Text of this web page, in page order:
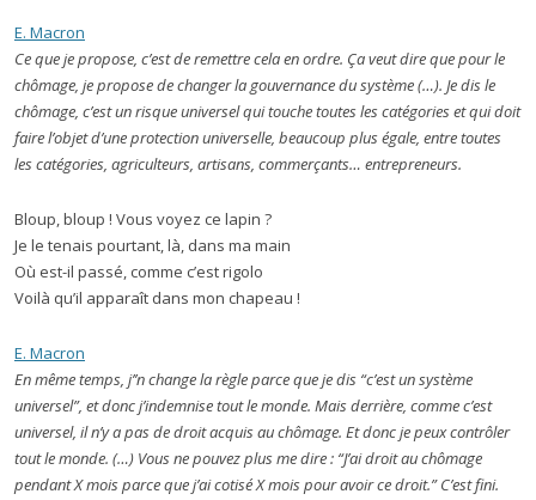
E. Macron
Ce que je propose, c’est de remettre cela en ordre. Ça veut dire que pour le
chômage, je propose de changer la gouvernance du système (…). Je dis le
chômage, c’est un risque universel qui touche toutes les catégories et qui doit
faire l’objet d’une protection universelle, beaucoup plus égale, entre toutes
les catégories, agriculteurs, artisans, commerçants… entrepreneurs.
Bloup, bloup ! Vous voyez ce lapin ?
Je le tenais pourtant, là, dans ma main
Où est-il passé, comme c’est rigolo
Voilà qu’il apparaît dans mon chapeau !
E. Macron
En même temps, j’’n change la règle parce que je dis “c’est un système
universel”, et donc j’indemnise tout le monde. Mais derrière, comme c’est
universel, il n’y a pas de droit acquis au chômage. Et donc je peux contrôler
tout le monde. (…) Vous ne pouvez plus me dire : “J’ai droit au chômage
pendant X mois parce que j’ai cotisé X mois pour avoir ce droit.” C’est fini.